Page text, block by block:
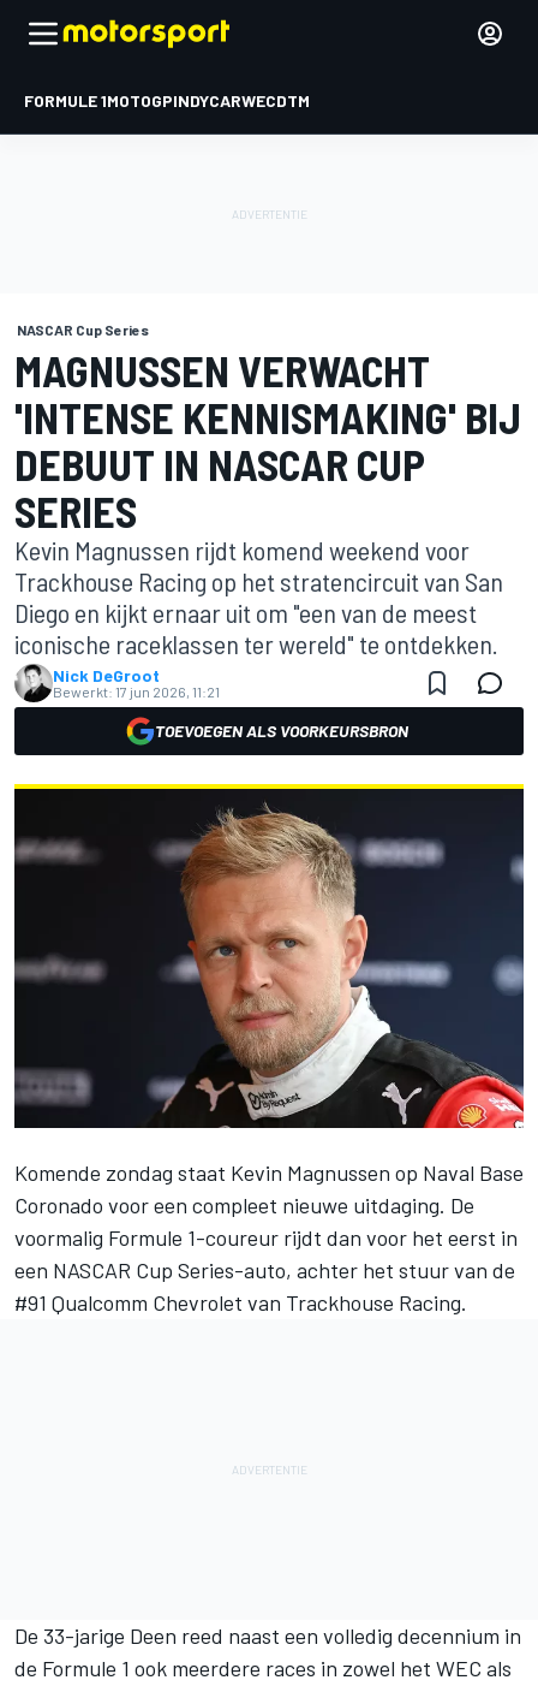
FORMULE 1MOTOGPINDYCARWECDTM
NASCAR Cup Series
MAGNUSSEN VERWACHT
'INTENSE KENNISMAKING' BIJ
DEBUUT IN NASCAR CUP
SERIES
Kevin Magnussen rijdt komend weekend voor
Trackhouse Racing op het stratencircuit van San
Diego en kijkt ernaar uit om "een van de meest
iconische raceklassen ter wereld" te ontdekken.
Nick DeGroot
Bewerkt: 17 jun 2026, 11:21
TOEVOEGEN ALS VOORKEURSBRON
Komende zondag staat Kevin Magnussen op Naval Base
Coronado voor een compleet nieuwe uitdaging. De
voormalig Formule 1-coureur rijdt dan voor het eerst in
een NASCAR Cup Series-auto, achter het stuur van de
#91 Qualcomm Chevrolet van Trackhouse Racing.
De 33-jarige Deen reed naast een volledig decennium in
de Formule 1 ook meerdere races in zowel het WEC als